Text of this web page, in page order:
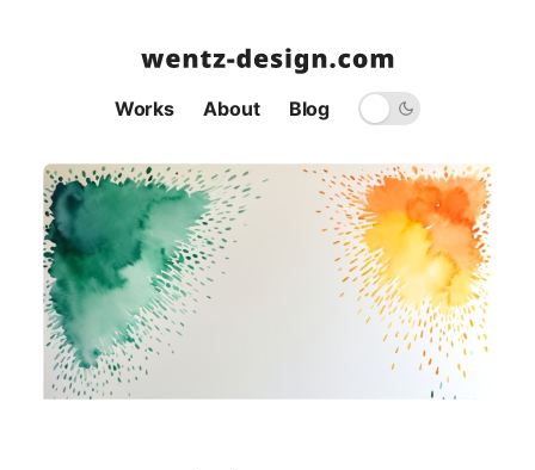
Works About Blog